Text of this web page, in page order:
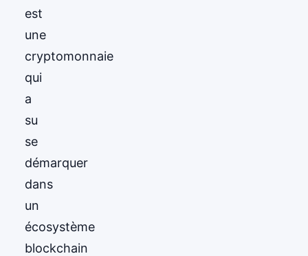
est
une
cryptomonnaie
qui
a
su
se
démarquer
dans
un
écosystème
blockchain